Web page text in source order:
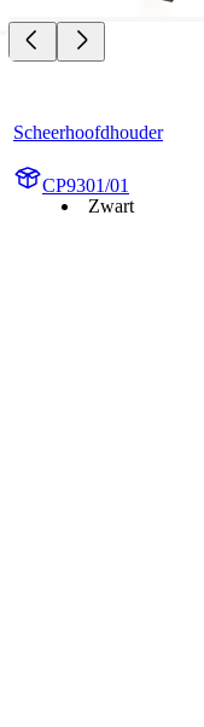
Scheerhoofdhouder
CP9301/01
Zwart